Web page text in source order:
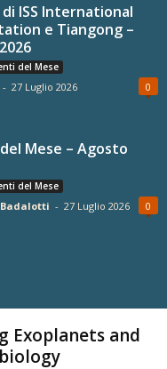
ISS International
e Tiangong –
del Mese
- 27 Luglio 2026 0
Mese – Agosto
del Mese
Badalotti - 27 Luglio 2026 0
Exoplanets and